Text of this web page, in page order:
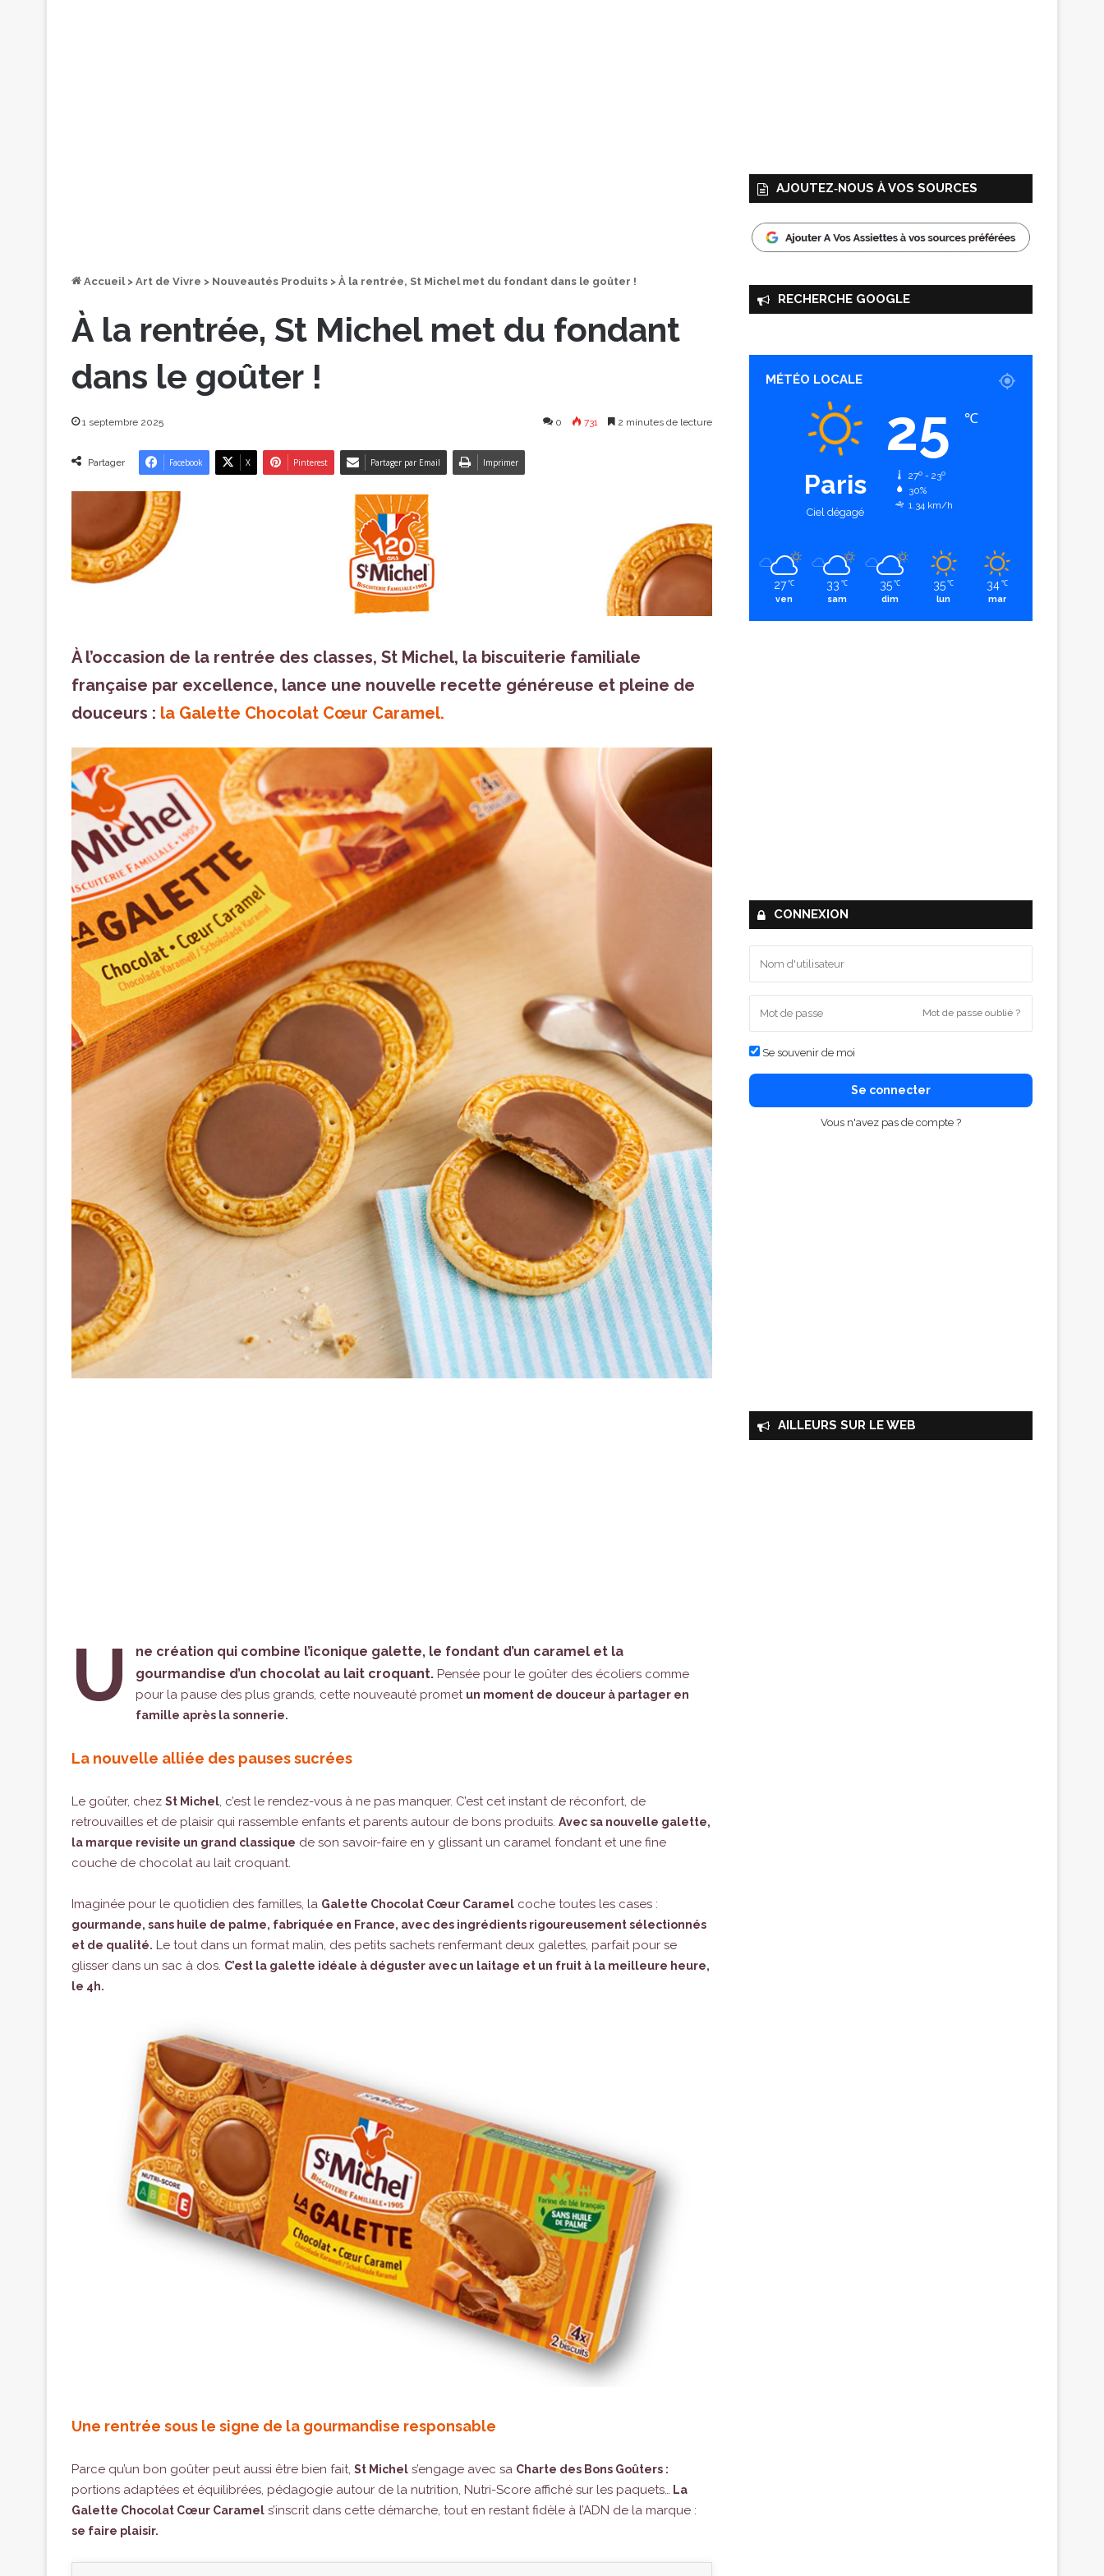
Accueil > Art de Vivre > Nouveautés Produits > À la rentrée, St Michel met du fondant dans le goûter !
À la rentrée, St Michel met du fondant
dans le goûter !
1 septembre 2025 0 731 2 minutes de lecture
Partager Facebook X Pinterest Partager par Email Imprimer
À l’occasion de la rentrée des classes, St Michel, la biscuiterie familiale
française par excellence, lance une nouvelle recette généreuse et pleine de
douceurs : la Galette Chocolat Cœur Caramel.
U
ne création qui combine l’iconique galette, le fondant d’un caramel et la
gourmandise d’un chocolat au lait croquant. Pensée pour le goûter des écoliers comme
pour la pause des plus grands, cette nouveauté promet un moment de douceur à partager en
famille après la sonnerie.
La nouvelle alliée des pauses sucrées
Le goûter, chez St Michel, c’est le rendez-vous à ne pas manquer. C’est cet instant de réconfort, de
retrouvailles et de plaisir qui rassemble enfants et parents autour de bons produits. Avec sa nouvelle galette,
la marque revisite un grand classique de son savoir-faire en y glissant un caramel fondant et une fine
couche de chocolat au lait croquant.
Imaginée pour le quotidien des familles, la Galette Chocolat Cœur Caramel coche toutes les cases :
gourmande, sans huile de palme, fabriquée en France, avec des ingrédients rigoureusement sélectionnés
et de qualité. Le tout dans un format malin, des petits sachets renfermant deux galettes, parfait pour se
glisser dans un sac à dos. C’est la galette idéale à déguster avec un laitage et un fruit à la meilleure heure,
le 4h.
Une rentrée sous le signe de la gourmandise responsable
Parce qu’un bon goûter peut aussi être bien fait, St Michel s’engage avec sa Charte des Bons Goûters :
portions adaptées et équilibrées, pédagogie autour de la nutrition, Nutri-Score affiché sur les paquets… La
Galette Chocolat Cœur Caramel s’inscrit dans cette démarche, tout en restant fidèle à l’ADN de la marque :
se faire plaisir.
AJOUTEZ‑NOUS À VOS SOURCES
RECHERCHE GOOGLE
MÉTÉO LOCALE
Paris
Ciel dégagé
25 ℃
27º - 23º
30%
1.34 km/h
27 ℃
ven
33 ℃
sam
35 ℃
dim
35 ℃
lun
34 ℃
mar
CONNEXION
Mot de passe oublié ?
Se souvenir de moi
Se connecter
Vous n'avez pas de compte ?
AILLEURS SUR LE WEB